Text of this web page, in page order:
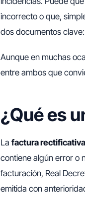
incorrecto o que,
dos documentos
Aunque en muchas
entre ambos que
¿Qué es
La factura rectificativa
contiene algún error o
facturación, Real
emitida con